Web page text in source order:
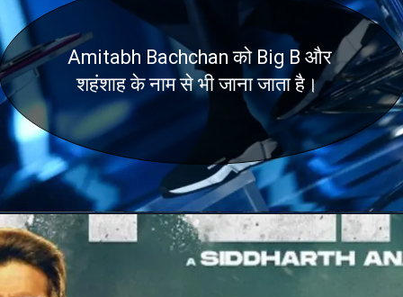
Amitabh Bachchan को Big B और
शहंशाह के नाम से भी जाना जाता है।